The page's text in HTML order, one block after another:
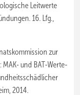
Leitwerte
16. Lfg.,
zur
und BAT-Werte-
2014.